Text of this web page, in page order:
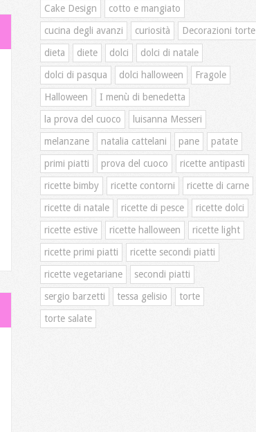
Cake Design
cotto e mangiato
cucina degli avanzi
curiosità
Decorazioni torte
dieta
diete dolci
dolci di natale
dolci di pasqua
dolci halloween
Fragole
Halloween
I menù di benedetta
la prova del cuoco
luisanna Messeri
melanzane
natalia cattelani pane
patate
primi piatti
prova del cuoco
ricette antipasti
ricette bimby
ricette contorni
ricette di carne
ricette di natale
ricette di pesce
ricette dolci
ricette estive
ricette halloween
ricette light
ricette primi piatti
ricette secondi piatti
ricette vegetariane
secondi piatti
sergio barzetti
tessa gelisio
torte
torte salate